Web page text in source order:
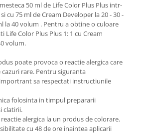
50 ml de Life Color Plus Plus intr-
cu 75 ml de Cream Developer la 20 - 30 -
la 40 volum . Pentru a obtine o culoare
Life Color Plus Plus 1: 1 cu Cream
volum.
poate provoca o reactie alergica care
rare. Pentru siguranta
sa respectati instructiunile
folosinta in timpul prepararii
clatirii.
alergica la un produs de colorare.
cu 48 de ore inaintea aplicarii